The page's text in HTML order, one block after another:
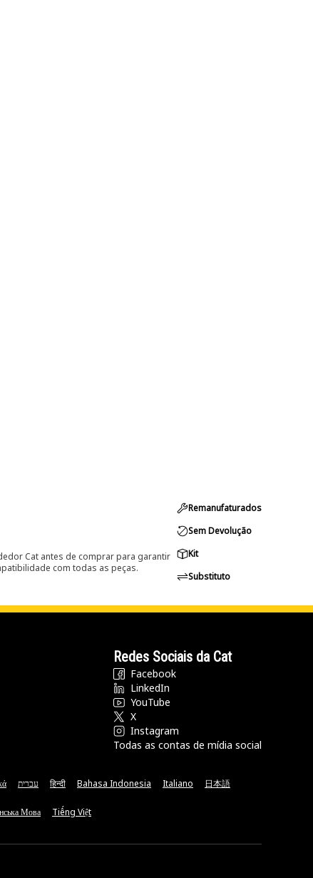
Cat antes de comprar para garantir
com todas as peças.
Remanufaturados
Sem Devolução
Kit
Substituto
Redes Sociais da Cat
Facebook
LinkedIn
YouTube
X
Instagram
Todas as contas de mídia social
עברית हिन्दी Bahasa Indonesia Italiano 日本語
Мова Tiếng Việt